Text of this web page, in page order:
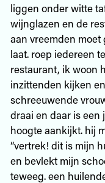
liggen onder witte
wijnglazen en de
aan vreemden
laat. roep iedereen
restaurant, ik woon
inzittenden kijken
schreeuwende
draai en daar is een
hoogte aankijkt. hij
“vertrek! dit is mijn
en bevlekt mijn
teweeg. een